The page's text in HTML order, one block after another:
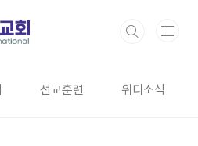
선교훈련 위디소식